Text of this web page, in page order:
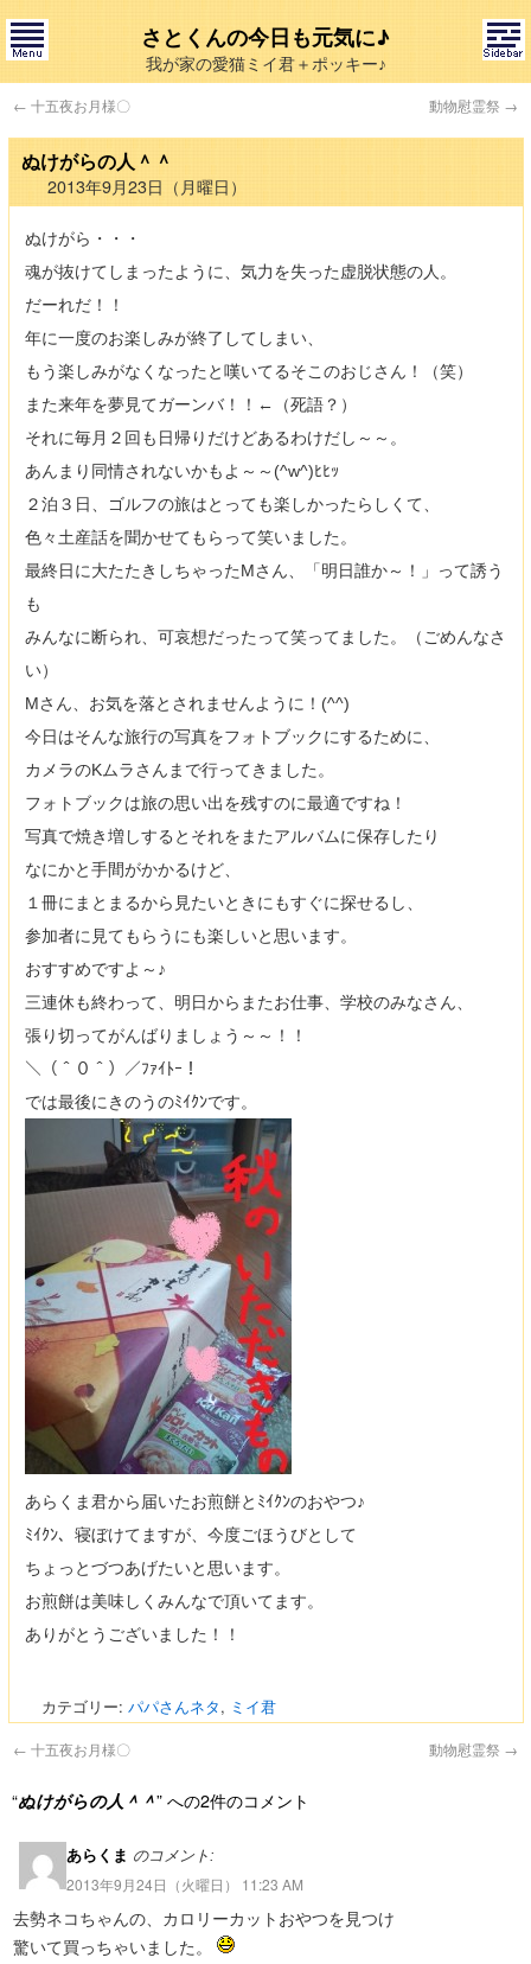
さとくんの今日も元気に♪
我が家の愛猫ミイ君＋ポッキー♪
← 十五夜お月様〇 動物慰霊祭 →
ぬけがらの人＾＾
2013年9月23日（月曜日）
ぬけがら・・・
魂が抜けてしまったように、気力を失った虚脱状態の人。
だーれだ！！
年に一度のお楽しみが終了してしまい、
もう楽しみがなくなったと嘆いてるそこのおじさん！（笑）
また来年を夢見てガーンバ！！←（死語？）
それに毎月２回も日帰りだけどあるわけだし～～。
あんまり同情されないかもよ～～(^w^)ﾋﾋｯ
２泊３日、ゴルフの旅はとっても楽しかったらしくて、
色々土産話を聞かせてもらって笑いました。
最終日に大たたきしちゃったMさん、「明日誰か～！」って誘う
も
みんなに断られ、可哀想だったって笑ってました。（ごめんなさ
い）
Mさん、お気を落とされませんように！(^^)
今日はそんな旅行の写真をフォトブックにするために、
カメラのKムラさんまで行ってきました。
フォトブックは旅の思い出を残すのに最適ですね！
写真で焼き増しするとそれをまたアルバムに保存したり
なにかと手間がかかるけど、
１冊にまとまるから見たいときにもすぐに探せるし、
参加者に見てもらうにも楽しいと思います。
おすすめですよ～♪
三連休も終わって、明日からまたお仕事、学校のみなさん、
張り切ってがんばりましょう～～！！
＼（＾０＾）／ﾌｧｲﾄｰ！
では最後にきのうのﾐｲｸﾝです。
あらくま君から届いたお煎餅とﾐｲｸﾝのおやつ♪
ﾐｲｸﾝ、寝ぼけてますが、今度ごほうびとして
ちょっとづつあげたいと思います。
お煎餅は美味しくみんなで頂いてます。
ありがとうございました！！
カテゴリー: パパさんネタ, ミイ君
← 十五夜お月様〇 動物慰霊祭 →
“ぬけがらの人＾＾” への2件のコメント
あらくま のコメント:
2013年9月24日（火曜日） 11:23 AM
去勢ネコちゃんの、カロリーカットおやつを見つけ
驚いて買っちゃいました。